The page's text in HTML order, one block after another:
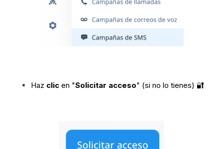
Haz clic en "Solicitar acceso" (si no lo tienes) 🔐